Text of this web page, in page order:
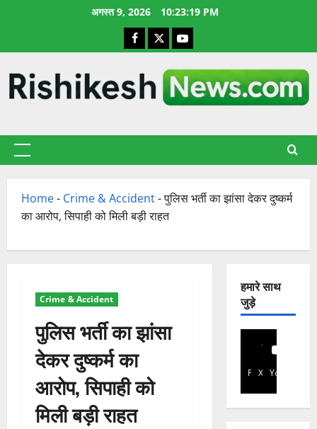
अगस्त 9, 2026 10:23:20 PM
Facebook
X YouTube
प्राथमिक
Home- Crime & Accident-पुलिस भर्ती का झांसा देकर दुष्कर्म
का आरोप, सिपाही को मिली बड़ी राहत
Crime & Accident
पुलिस भर्ती का झांसा
देकर दुष्कर्म का
आरोप, सिपाही को
मिली बड़ी राहत
हमारे साथ
जुड़े
Facebook
X YouTube